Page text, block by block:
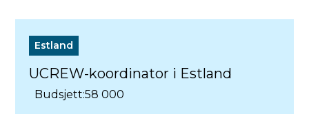
Estland
UCREW-koordinator i Estland
Budsjett:58 000